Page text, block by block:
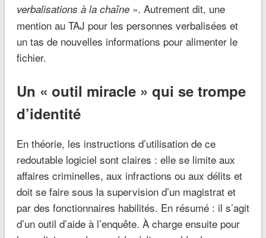
verbalisations à la chaîne». Autrement dit, une
mention au TAJ pour les personnes verbalisées et
un tas de nouvelles informations pour alimenter le
fichier.
Un « outil miracle » qui se trompe
d’identité
En théorie, les instructions d’utilisation de ce
redoutable logiciel sont claires : elle se limite aux
affaires criminelles, aux infractions ou aux délits et
doit se faire sous la supervision d’un magistrat et
par des fonctionnaires habilités. En résumé : il s’agit
d’un outil d’aide à l’enquête. À charge ensuite pour